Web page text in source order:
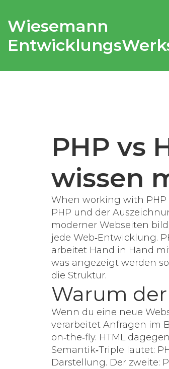
Wiesemann
PHP vs
wissen
When working with
PHP und der
moderner Webseiten
jede Web‑Entwicklung.
arbeitet Hand in Hand
was angezeigt werden soll
die Struktur.
Warum
Wenn du eine neue
verarbeitet Anfragen im
on‑the‑fly. HTML
Semantik‑Triple lautet:
Darstellung. Der zweite: